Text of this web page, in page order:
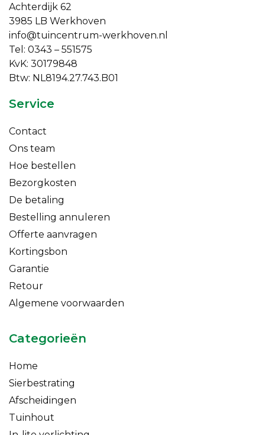
Achterdijk 62
3985 LB Werkhoven
info@tuincentrum-werkhoven.nl
Tel: 0343 – 551575
KvK: 30179848
Btw: NL8194.27.743.B01
Service
Contact
Ons team
Hoe bestellen
Bezorgkosten
De betaling
Bestelling annuleren
Offerte aanvragen
Kortingsbon
Garantie
Retour
Algemene voorwaarden
Categorieën
Home
Sierbestrating
Afscheidingen
Tuinhout